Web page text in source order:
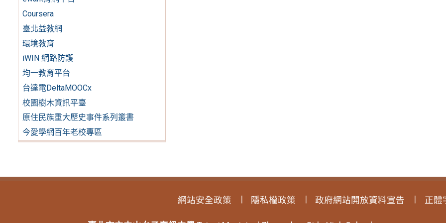
Coursera
臺北益教網
環境教育
iWIN 網路防護
均一教育平台
台達電DeltaMOOCx
校園樹木資訊平臺
原住民族重大歷史事件系列叢書
今愛學網百年老校專區
網站安全政策 隱私權政策 政府網站開放資料宣告 正體